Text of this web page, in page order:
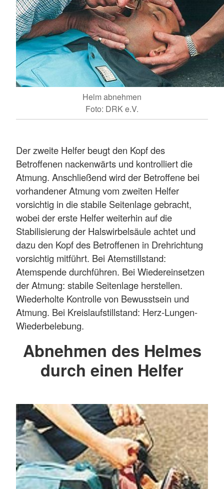
Helm abnehmen
Foto: DRK e.V.
Der zweite Helfer beugt den Kopf des
Betroffenen nackenwärts und kontrolliert die
Atmung. Anschließend wird der Betroffene bei
vorhandener Atmung vom zweiten Helfer
vorsichtig in die stabile Seitenlage gebracht,
wobei der erste Helfer weiterhin auf die
Stabilisierung der Halswirbelsäule achtet und
dazu den Kopf des Betroffenen in Drehrichtung
vorsichtig mitführt. Bei Atemstillstand:
Atemspende durchführen. Bei Wiedereinsetzen
der Atmung: stabile Seitenlage herstellen.
Wiederholte Kontrolle von Bewusstsein und
Atmung. Bei Kreislaufstillstand: Herz-Lungen-
Wiederbelebung.
Abnehmen des Helmes
durch einen Helfer